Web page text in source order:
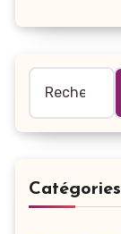
Catégories